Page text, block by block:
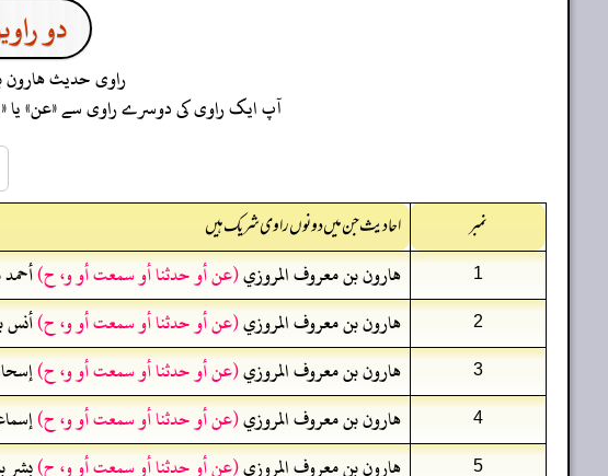
دو
راوی حدیثهارون
آپ ایک راوی کی دوسرے راوی سے «عن» یا
نمبر احادیث جن میں دونوں راوی شریک ہیں
1 هارون بن معروف المروزي(عن أو حدثنا أو سمعت أو و، ح)
2 هارون بن معروف المروزي(عن أو حدثنا أو سمعت أو و، ح)أنس
3 هارون بن معروف المروزي(عن أو حدثنا أو سمعت أو و، ح)
4 هارون بن معروف المروزي(عن أو حدثنا أو سمعت أو و، ح)
5 هارون بن معروف المروزي(عن أو حدثنا أو سمعت أو و، ح)بشر